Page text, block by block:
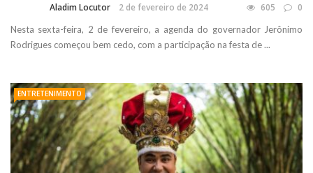
Aladim Locutor 2 de fevereiro de 2024 605 0
Nesta sexta-feira, 2 de fevereiro, a agenda do governador Jerônimo
Rodrigues começou bem cedo, com a participação na festa de ...
ENTRETENIMENTO